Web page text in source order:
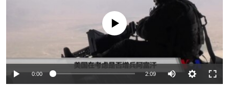
索
美洲
劳工
美中关系
中文广播
没有媒体可用资源
0:00 2:09